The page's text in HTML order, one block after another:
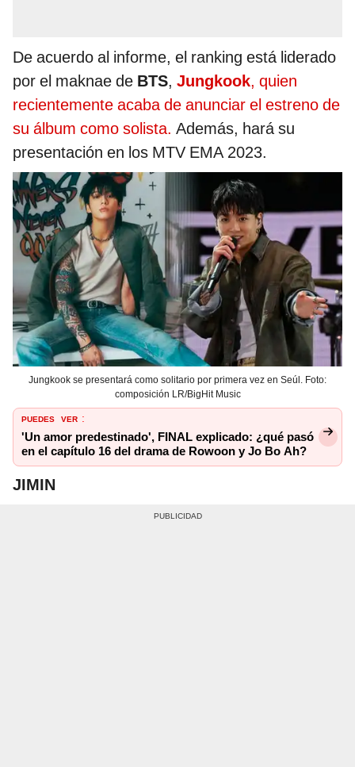
De acuerdo al informe, el ranking está liderado
por el maknae de BTS, Jungkook, quien
recientemente acaba de anunciar el estreno de
su álbum como solista. Además, hará su
presentación en los MTV EMA 2023.
Jungkook se presentará como solitario por primera vez en Seúl. Foto:
composición LR/BigHit Music
PUEDES VER :
'Un amor predestinado', FINAL explicado: ¿qué pasó
en el capítulo 16 del drama de Rowoon y Jo Bo Ah?
JIMIN